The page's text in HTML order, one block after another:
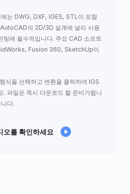
는 DWG, DXF, IGES, STL이 포함
의 2D/3D 설계에 널리 사용
팅에 필수적입니다. 주요 CAD 소프트
Fusion 360, SketchUp이
식을 선택하고 변환을 클릭하여 IGS
. 파일은 즉시 다운로드 할 준비가됩니
다.
오를 확인하세요